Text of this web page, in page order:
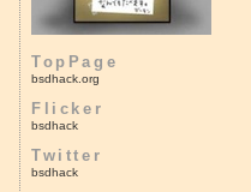
TopPage
bsdhack.org
Flicker
bsdhack
Twitter
bsdhack